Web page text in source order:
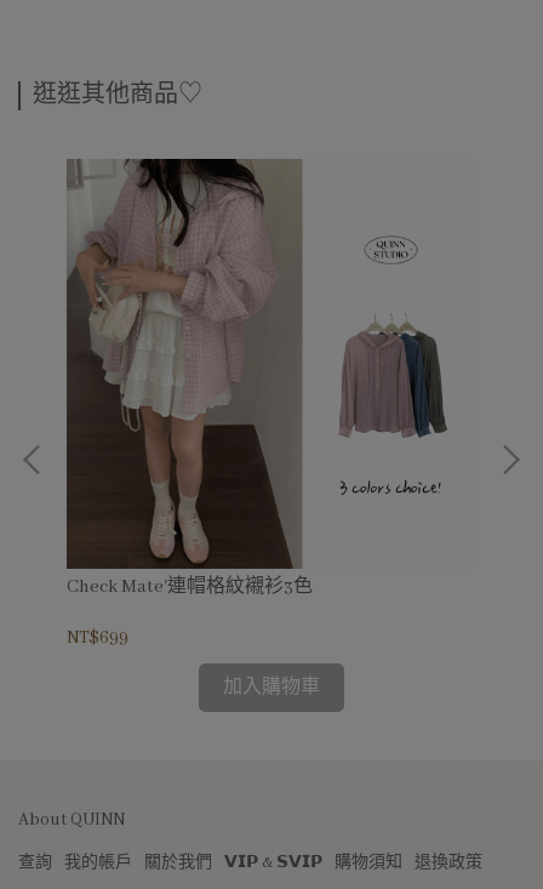
逛逛其他商品♡
Check Mate'連帽格紋襯衫3色
NT$699
加入購物車
About QUINN
查詢 我的帳戶 關於我們 𝗩𝗜𝗣 & 𝗦𝗩𝗜𝗣 購物須知
退換政策